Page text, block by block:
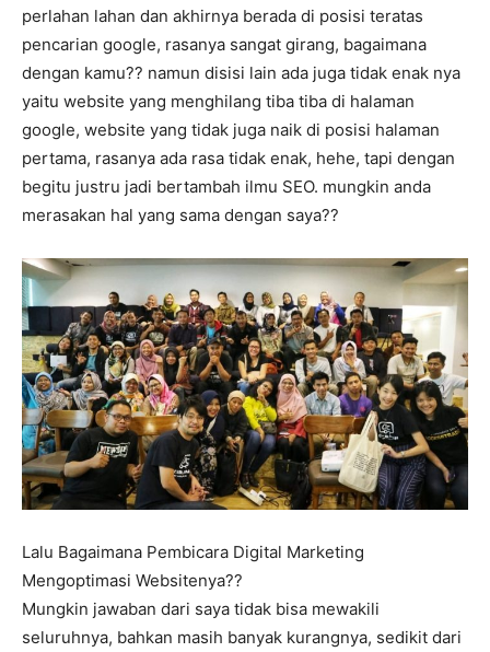
perlahan lahan dan akhirnya berada di posisi teratas
pencarian google, rasanya sangat girang, bagaimana
dengan kamu?? namun disisi lain ada juga tidak enak nya
yaitu website yang menghilang tiba tiba di halaman
google, website yang tidak juga naik di posisi halaman
pertama, rasanya ada rasa tidak enak, hehe, tapi dengan
begitu justru jadi bertambah ilmu SEO. mungkin anda
merasakan hal yang sama dengan saya??
Lalu Bagaimana Pembicara Digital Marketing
Mengoptimasi Websitenya??
Mungkin jawaban dari saya tidak bisa mewakili
seluruhnya, bahkan masih banyak kurangnya, sedikit dari